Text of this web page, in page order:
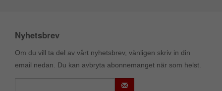
Nyhetsbrev
Om du vill ta del av vårt nyhetsbrev, vänligen skriv in din
email nedan. Du kan avbryta abonnemanget när som helst.